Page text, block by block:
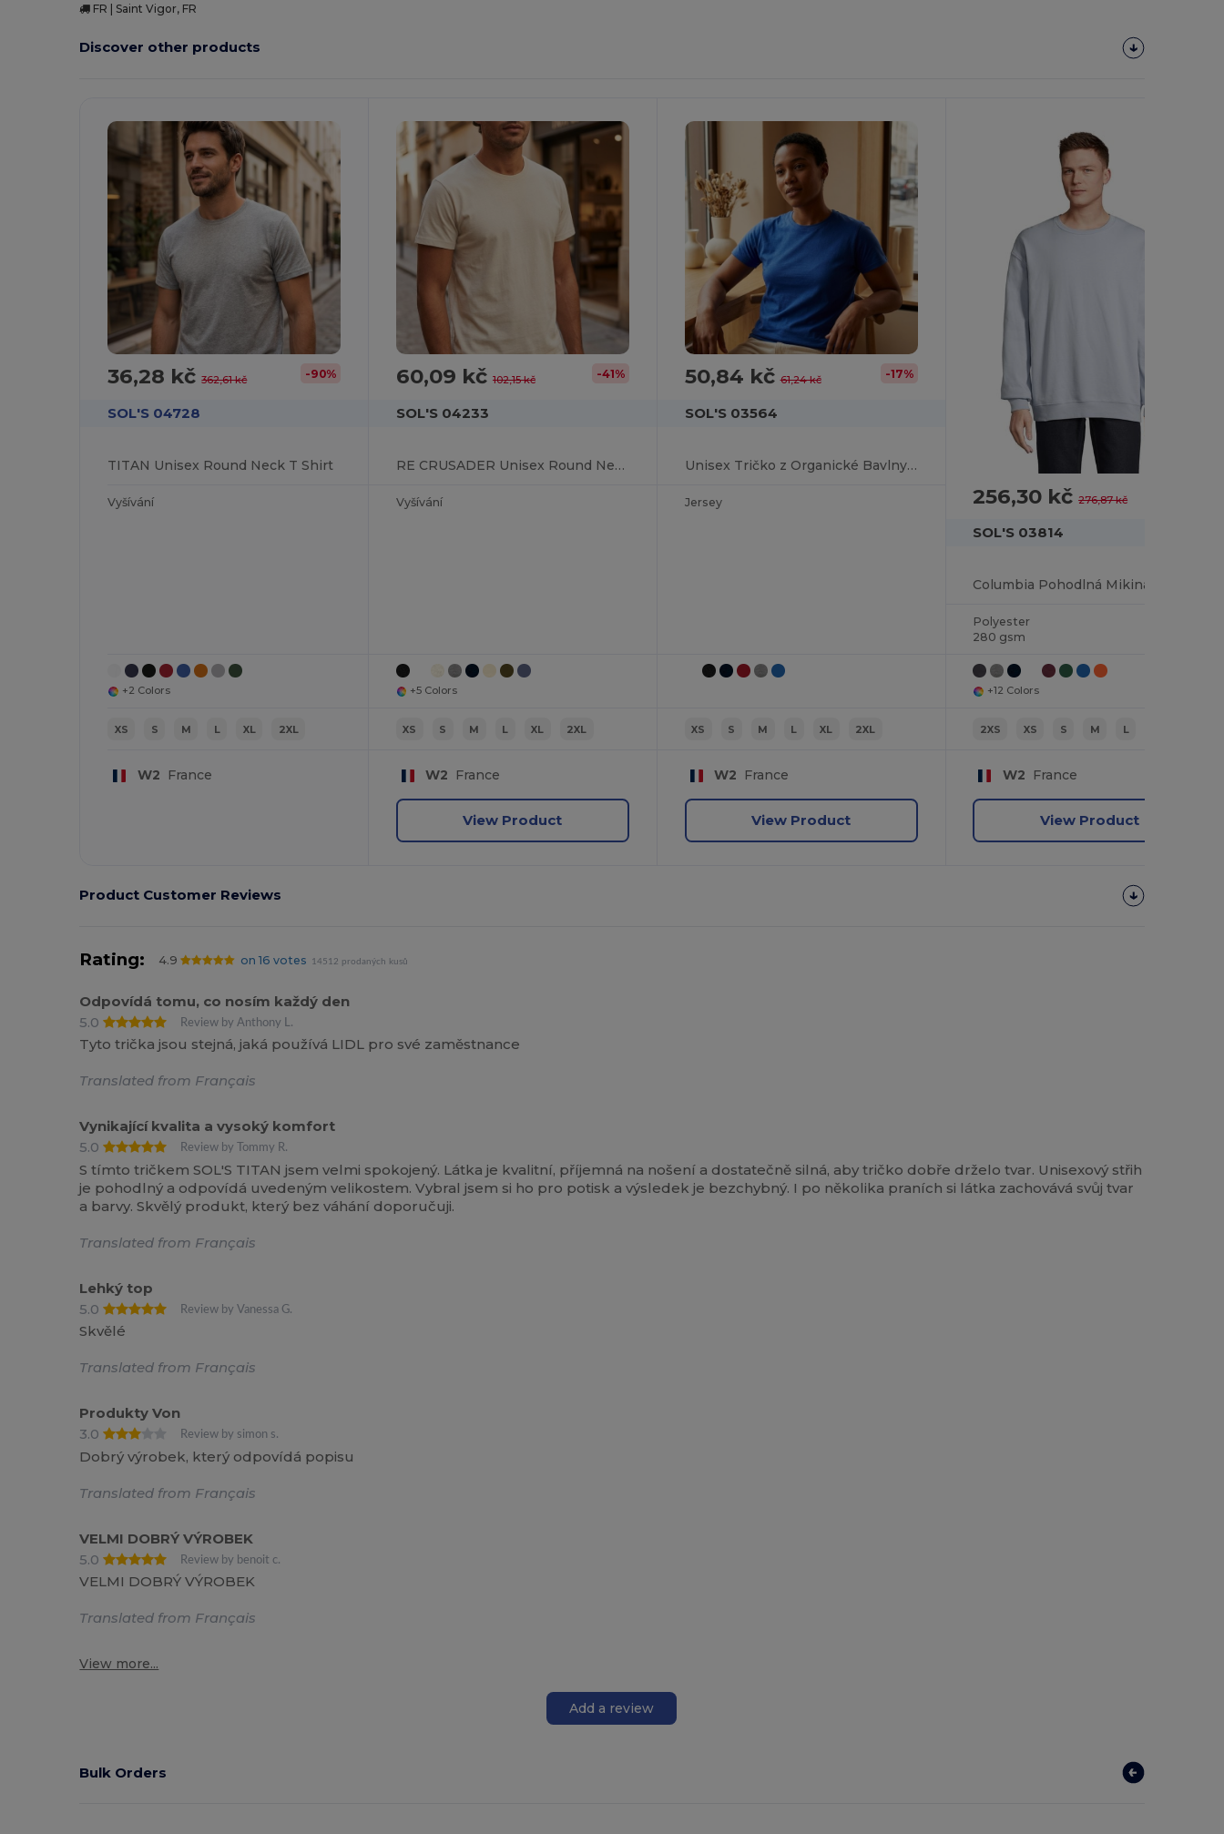
FR | Saint Vigor, FR
Discover other products
Přizpůsobte
36,28 kč362,61 kč -90%
SOL'S 04728
TITAN Unisex Round Neck T Shirt
Vyšívání
+2 Colors
XS S M L XL 2XL
W2 France
60,09 kč 102,15 kč -41%
SOL'S 04233
RE CRUSADER Unisex Round Neck T Shirt
Vyšívání
+5 Colors
XS S M L XL 2XL
W2 France
View Product
50,84 kč61,24 kč -17%
SOL'S 03564
Unisex Tričko z Organické Bavlny s Kulatým Výstřihem
Jersey
XS S M L XL 2XL
W2 France
View Product
256,30 kč276,87 kč
SOL'S 03814
Polyester
280 gsm
+12 Colors
2XS XS S M L
W2 France
View Product
Product Customer Reviews
Rating: 4.9 on 16 votes 14512 prodaných kusů
Odpovídá tomu, co nosím každý den
5.0
Review by Anthony L.
Tyto trička jsou stejná, jaká používá LIDL pro své zaměstnance
Translated from Français
Vynikající kvalita a vysoký komfort
5.0
Review by Tommy R.
S tímto tričkem SOL'S TITAN jsem velmi spokojený. Látka je kvalitní, příjemná na nošení a dostatečně silná, aby tričko dobře drželo tvar. Unisexový střih
je pohodlný a odpovídá uvedeným velikostem. Vybral jsem si ho pro potisk a výsledek je bezchybný. I po několika praních si látka zachovává svůj tvar
a barvy. Skvělý produkt, který bez váhání doporučuji.
Translated from Français
Lehký top
5.0
Review by Vanessa G.
Skvělé
Translated from Français
Produkty Von
3.0
Review by simon s.
Dobrý výrobek, který odpovídá popisu
Translated from Français
VELMI DOBRÝ VÝROBEK
5.0
Review by benoit c.
VELMI DOBRÝ VÝROBEK
Translated from Français
View more...
Add a review
Bulk Orders